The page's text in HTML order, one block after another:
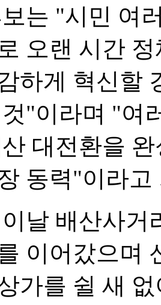
는 "시민 여
오랜 시간
하게 혁신할
"이라며 "여
대전환을
동력"이라고
날 배산사거
이어갔으며
가를 쉴 새